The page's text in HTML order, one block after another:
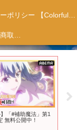
プライバシーポリシー 【Colorful Creation】
特定商取引法に基づく表記（商取引に関する開示）
】「#補助魔法」第1
無料公開中！